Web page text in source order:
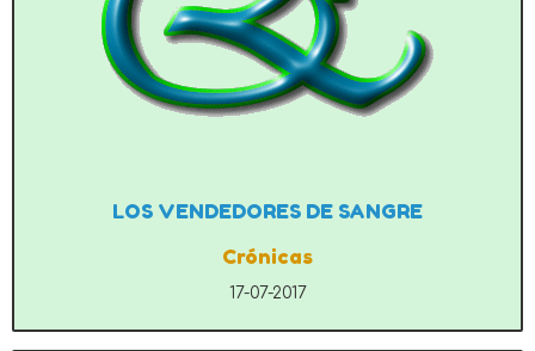
LOS VENDEDORES DE SANGRE
Crónicas
17-07-2017